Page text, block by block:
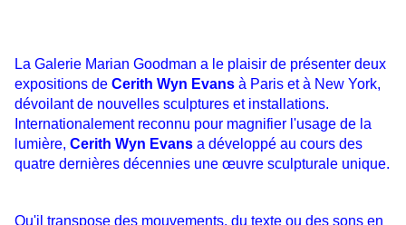
La Galerie Marian Goodman a le plaisir de présenter deux
expositions de Cerith Wyn Evans à Paris et à New York,
dévoilant de nouvelles sculptures et installations.
Internationalement reconnu pour magnifier l'usage de la
lumière, Cerith Wyn Evans a développé au cours des
quatre dernières décennies une œuvre sculpturale unique.
Qu'il transpose des mouvements, du texte ou des sons en